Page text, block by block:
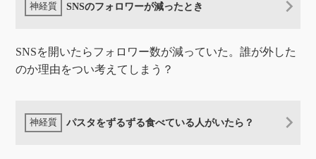
SNSのフォロワーが減ったとき
SNSを開いたらフォロワー数が減っていた。誰が外した
のか理由をつい考えてしまう？
パスタをずるずる食べている人がいたら？